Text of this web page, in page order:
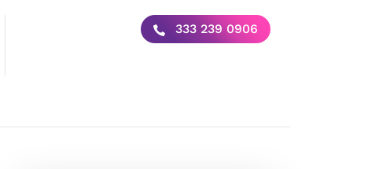
333 239 0906